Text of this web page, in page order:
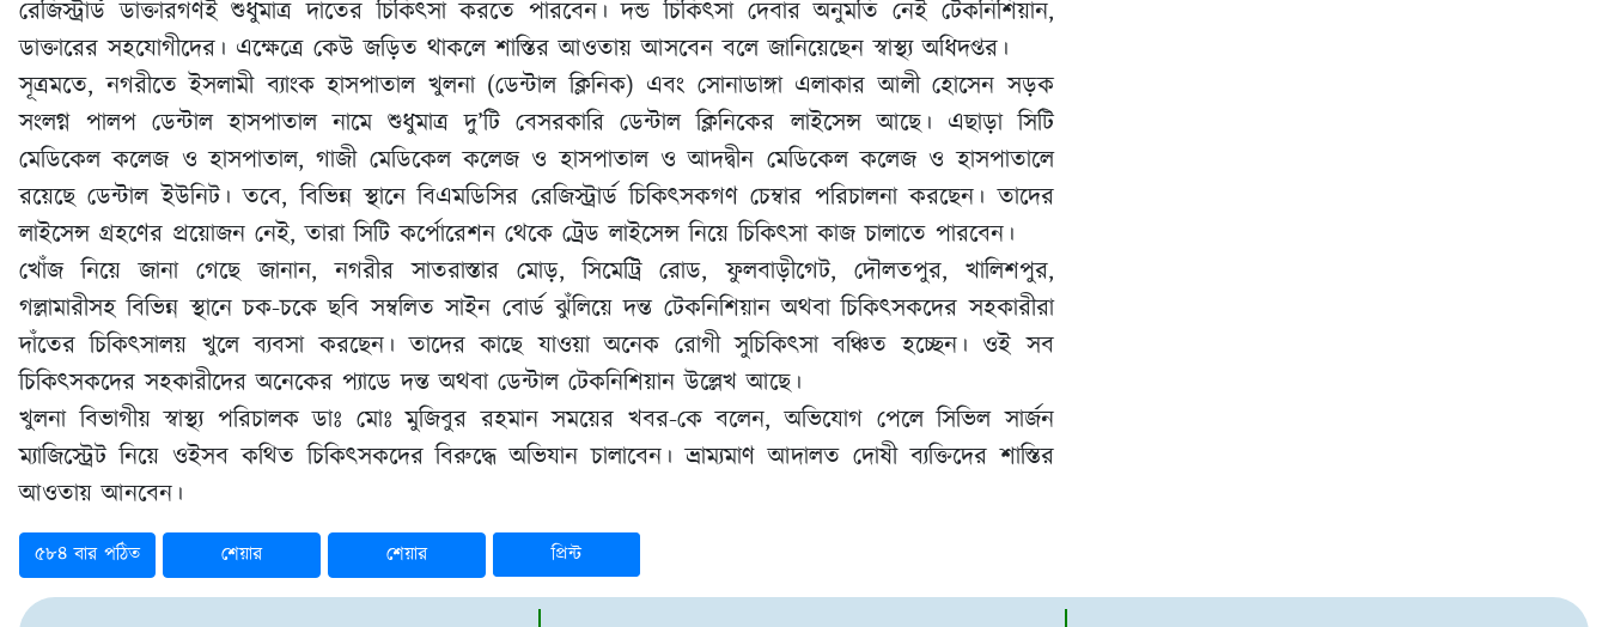
রেজিস্ট্রার্ড ডাক্তারগণই শুধুমাত্র দাঁতের চিকিৎসা করতে পারবেন। দন্ড চিকিৎসা দেবার অনুমতি নেই টেকনিশিয়ান,
ডাক্তারের সহযোগীদের। এক্ষেত্রে কেউ জড়িত থাকলে শাস্তির আওতায় আসবেন বলে জানিয়েছেন স্বাস্থ্য অধিদপ্তর।
সূত্রমতে, নগরীতে ইসলামী ব্যাংক হাসপাতাল খুলনা (ডেন্টাল ক্লিনিক) এবং সোনাডাঙ্গা এলাকার আলী হোসেন সড়ক
সংলগ্ন পালপ ডেন্টাল হাসপাতাল নামে শুধুমাত্র দু’টি বেসরকারি ডেন্টাল ক্লিনিকের লাইসেন্স আছে। এছাড়া সিটি
মেডিকেল কলেজ ও হাসপাতাল, গাজী মেডিকেল কলেজ ও হাসপাতাল ও আদদ্বীন মেডিকেল কলেজ ও হাসপাতালে
রয়েছে ডেন্টাল ইউনিট। তবে, বিভিন্ন স্থানে বিএমডিসির রেজিস্ট্রার্ড চিকিৎসকগণ চেম্বার পরিচালনা করছেন। তাদের
লাইসেন্স গ্রহণের প্রয়োজন নেই, তারা সিটি কর্পোরেশন থেকে ট্রেড লাইসেন্স নিয়ে চিকিৎসা কাজ চালাতে পারবেন।
খোঁজ নিয়ে জানা গেছে জানান, নগরীর সাতরাস্তার মোড়, সিমেট্রি রোড, ফুলবাড়ীগেট, দৌলতপুর, খালিশপুর,
গল্লামারীসহ বিভিন্ন স্থানে চক-চকে ছবি সম্বলিত সাইন বোর্ড ঝুঁলিয়ে দন্ত টেকনিশিয়ান অথবা চিকিৎসকদের সহকারীরা
দাঁতের চিকিৎসালয় খুলে ব্যবসা করছেন। তাদের কাছে যাওয়া অনেক রোগী সুচিকিৎসা বঞ্চিত হচ্ছেন। ওই সব
চিকিৎসকদের সহকারীদের অনেকের প্যাডে দন্ত অথবা ডেন্টাল টেকনিশিয়ান উল্লেখ আছে।
খুলনা বিভাগীয় স্বাস্থ্য পরিচালক ডাঃ মোঃ মুজিবুর রহমান সময়ের খবর-কে বলেন, অভিযোগ পেলে সিভিল সার্জন
ম্যাজিস্ট্রেট নিয়ে ওইসব কথিত চিকিৎসকদের বিরুদ্ধে অভিযান চালাবেন। ভ্রাম্যমাণ আদালত দোষী ব্যক্তিদের শাস্তির
আওতায় আনবেন।
৫৮৪ বার পঠিত শেয়ার শেয়ার প্রিন্ট